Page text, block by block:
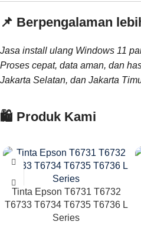
📌 Berpengalaman
Jasa install ulang Windows 11
Proses cepat, data aman, dan
Jakarta Selatan, dan Jakarta
🛍️ Produk Kami
Tinta Epson T6731 T6732
T6733 T6734 T6735 T6736 L
Series